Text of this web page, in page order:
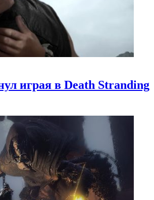
играя в Death Stranding